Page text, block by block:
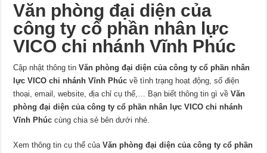
Văn phòng đại diện của
công ty cổ phần nhân lực
VICO chi nhánh Vĩnh Phúc
Cập nhật thông tinVăn phòng đại diện của công ty cổ phần nhân
lực VICO chi nhánh Vĩnh Phúc về tình trạng hoạt động, số điện
thoại, email, website, địa chỉ cụ thể,… Bạn biết thông tin gì vềVăn
phòng đại diện của công ty cổ phần nhân lực VICO chi nhánh
Vĩnh Phúc cùng chia sẻ bên dưới nhé.
Xem thông tin cụ thể củaVăn phòng đại diện của công ty cổ phần